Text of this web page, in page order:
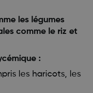
les légumes
comme le riz et
:
les haricots, les